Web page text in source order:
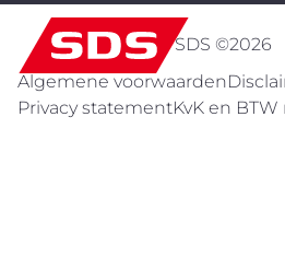
Algemene voorwaarden
Privacy statementKvK en
SDS ©2026